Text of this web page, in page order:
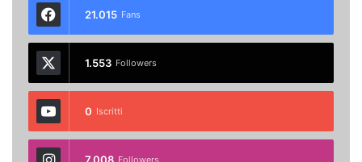
21.015 Fans
1.553 Followers
0 Iscritti